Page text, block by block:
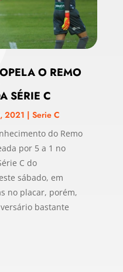
O REMO
SÉRIE C
2021 | Serie C
do Remo
por 5 a 1 no
C do
sábado, em
no placar, porém,
bastante